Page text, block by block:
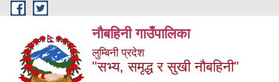
Skip to main content
नौबहिनी गाउँपालिका
लुम्बिनी प्रदेश
"सभ्य, समृद्ध र सुखी नौबहिनी"